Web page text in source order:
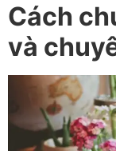
Cách
và